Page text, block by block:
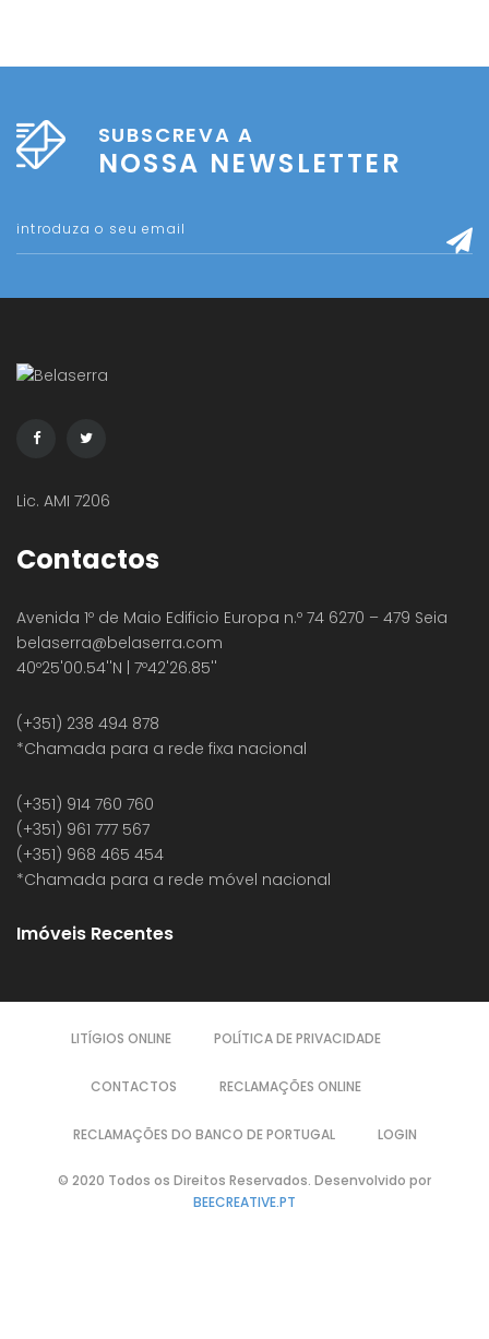
SUBSCREVA A
NOSSA NEWSLETTER
Lic. AMI 7206
Contactos
Avenida 1º de Maio Edificio Europa n.º 74 6270 – 479 Seia
belaserra@belaserra.com
40º25'00.54''N | 7º42'26.85''
(+351) 238 494 878
*Chamada para a rede fixa nacional
(+351) 914 760 760
(+351) 961 777 567
(+351) 968 465 454
*Chamada para a rede móvel nacional
Imóveis Recentes
© 2020 Todos os Direitos Reservados. Desenvolvido por
BEECREATIVE.PT
LITÍGIOS ONLINE POLÍTICA DE PRIVACIDADE
CONTACTOS RECLAMAÇÕES ONLINE
RECLAMAÇÕES DO BANCO DE PORTUGAL LOGIN